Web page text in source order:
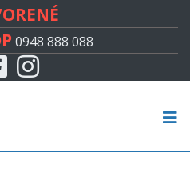
0948 888 088
FacebookInstagram